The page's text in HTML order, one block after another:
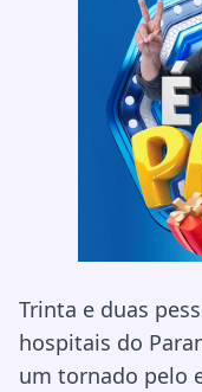
Trinta e duas
hospitais do
um tornado pelo